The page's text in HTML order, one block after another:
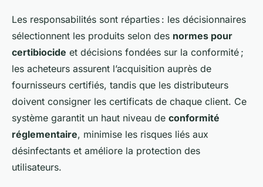
Les responsabilités sont réparties : les décisionnaires
sélectionnent les produits selon des normes pour
certibiocide et décisions fondées sur la conformité ;
les acheteurs assurent l’acquisition auprès de
fournisseurs certifiés, tandis que les distributeurs
doivent consigner les certificats de chaque client. Ce
système garantit un haut niveau de conformité
réglementaire, minimise les risques liés aux
désinfectants et améliore la protection des
utilisateurs.